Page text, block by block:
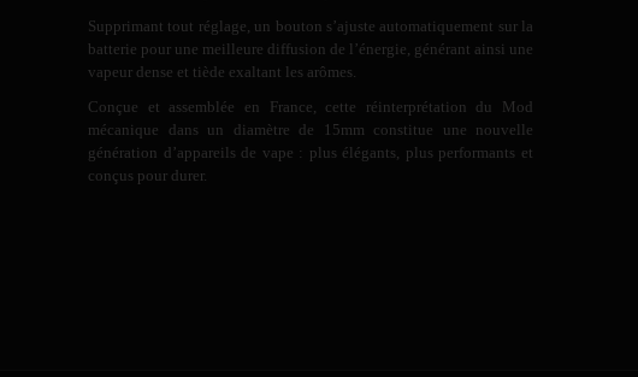
Supprimant tout réglage, un bouton s’ajuste automatiquement sur la
batterie pour une meilleure diffusion de l’énergie, générant ainsi une
vapeur dense et tiède exaltant les arômes.
Conçue et assemblée en France, cette réinterprétation du Mod
mécanique dans un diamètre de 15mm constitue une nouvelle
génération d’appareils de vape : plus élégants, plus performants et
conçus pour durer.